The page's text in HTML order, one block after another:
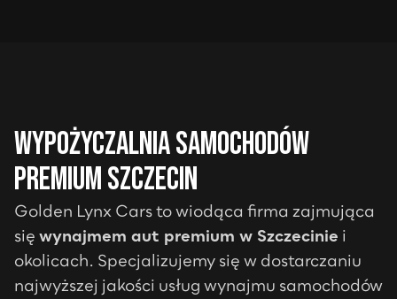
Wypożyczalnia samochodów
premiumSzczecin
Golden Lynx Cars to wiodąca firma zajmująca
się wynajmem aut premium w Szczecinie i
okolicach. Specjalizujemy się w dostarczaniu
najwyższej jakości usług wynajmu samochodów